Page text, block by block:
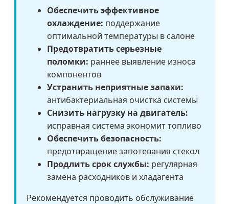
Обеспечить эффективное
охлаждение: поддержание
оптимальной температуры в салоне
Предотвратить серьезные
поломки: раннее выявление износа
компонентов
Устранить неприятные запахи:
антибактериальная очистка системы
Снизить нагрузку на двигатель:
исправная система экономит топливо
Обеспечить безопасность:
предотвращение запотевания стекол
Продлить срок службы: регулярная
замена расходников и хладагента
Рекомендуется проводить обслуживание